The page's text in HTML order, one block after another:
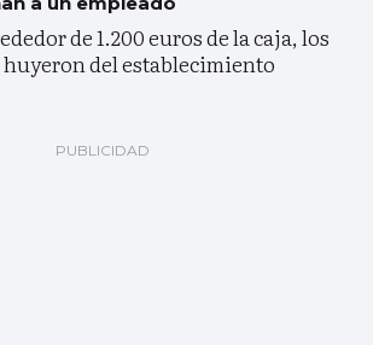
de 1.200 euros de la caja, los
huyeron del establecimiento